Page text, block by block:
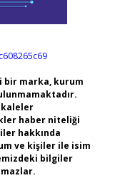
bir marka, kurum
haber niteliği
hakkında
ve kişiler ile isim
bilgiler